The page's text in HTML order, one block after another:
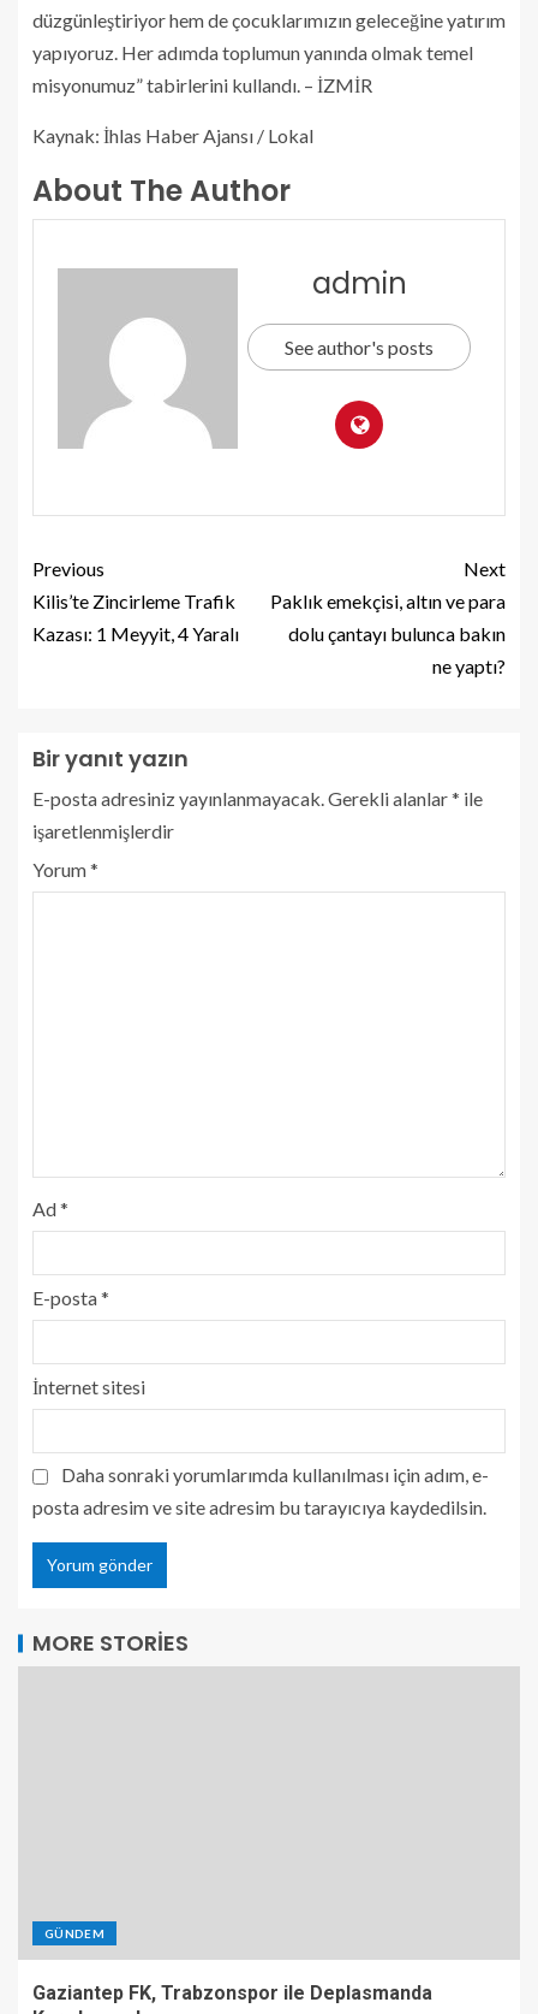
düzgünleştiriyor hem de çocuklarımızın geleceğine yatırım
yapıyoruz. Her adımda toplumun yanında olmak temel
misyonumuz” tabirlerini kullandı. – İZMİR
Kaynak: İhlas Haber Ajansı / Lokal
About The Author
admin
See author's posts
Previous
Kilis’te Zincirleme Trafik
Kazası: 1 Meyyit, 4 Yaralı
Next
Paklık emekçisi, altın ve para
dolu çantayı bulunca bakın
ne yaptı?
Bir yanıt yazın
E-posta adresiniz yayınlanmayacak. Gerekli alanlar* ile
işaretlenmişlerdir
Yorum*
Ad*
E-posta*
İnternet sitesi
Daha sonraki yorumlarımda kullanılması için adım, e-
posta adresim ve site adresim bu tarayıcıya kaydedilsin.
MORE STORIES
GÜNDEM
Gaziantep FK, Trabzonspor ile Deplasmanda